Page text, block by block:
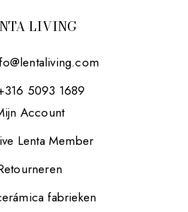
LIVING
5093 1689
Account
Lenta Member
fabrieken